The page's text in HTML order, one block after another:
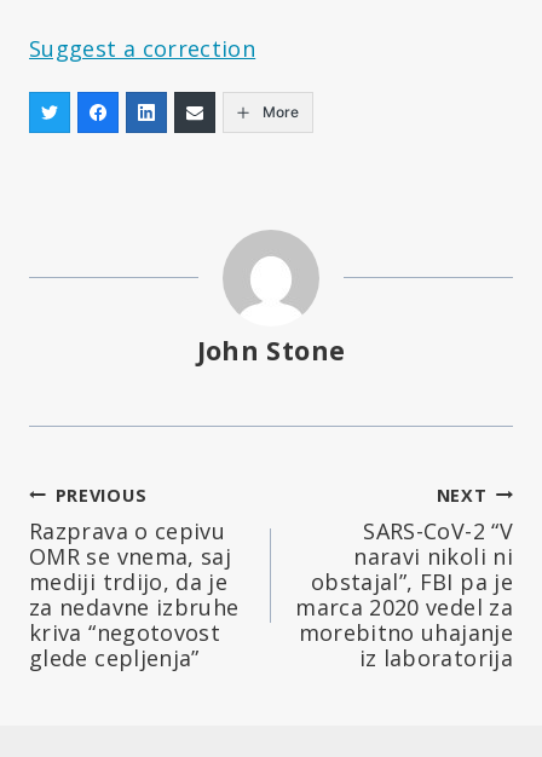
Suggest a correction
More
John Stone
Navigacija
prispevka
PREVIOUS
Razprava o cepivu
OMR se vnema, saj
mediji trdijo, da je
za nedavne izbruhe
kriva “negotovost
glede cepljenja”
NEXT
SARS-CoV-2 “V
naravi nikoli ni
obstajal”, FBI pa je
marca 2020 vedel za
morebitno uhajanje
iz laboratorija